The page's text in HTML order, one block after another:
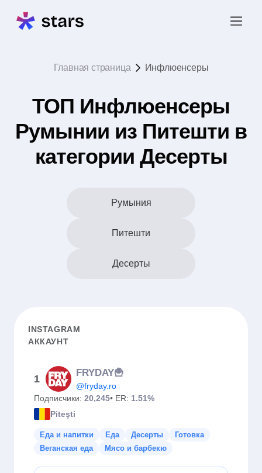
Главная страница Инфлюенсеры
ТОП Инфлюенсеры
Румынии из Питешти в
категории Десерты
Румыния
Питешти
Десерты
INSTAGRAM
АККАУНТ
1
FRYDAY🍟
@fryday.ro
Подписчики: 20,245• ER: 1.51%
Piteşti
Еда и напитки Еда Десерты
Готовка
Веганская еда
Мясо и барбекю